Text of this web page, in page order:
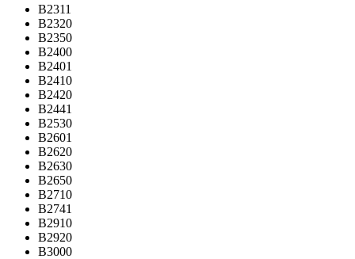
B2311
B2320
B2350
B2400
B2401
B2410
B2420
B2441
B2530
B2601
B2620
B2630
B2650
B2710
B2741
B2910
B2920
B3000